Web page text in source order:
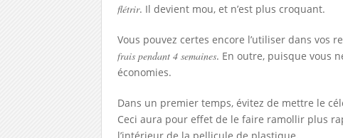
flétrir. Il devient mou, et n’est plus croquant.
Vous pouvez certes encore l’utiliser dans vos
frais pendant 4 semaines. En outre, puisque vous
économies.
Dans un premier temps, évitez de mettre le
Ceci aura pour effet de le faire ramollir plus